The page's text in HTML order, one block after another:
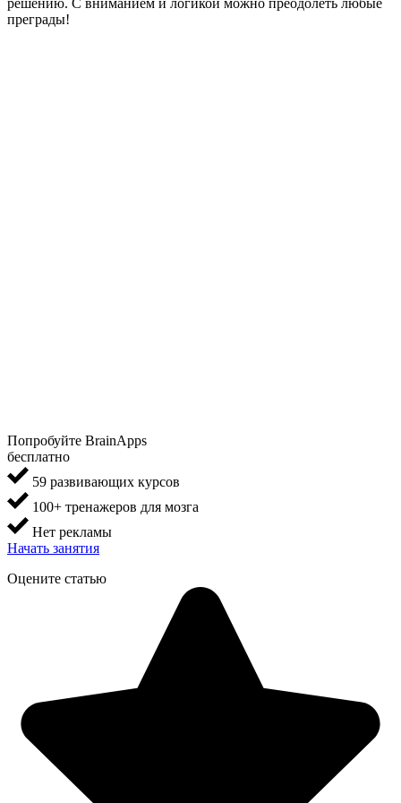
решению. С вниманием и логикой можно преодолеть любые
преграды!
Попробуйте BrainApps
бесплатно
59 развивающих курсов
100+ тренажеров для мозга
Нет рекламы
Начать занятия
Оцените статью